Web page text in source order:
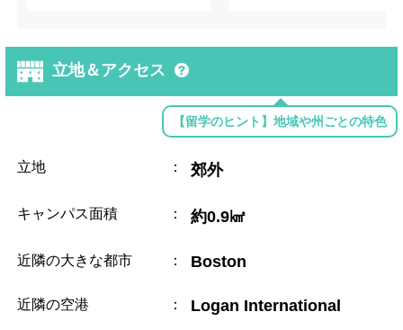
立地＆アクセス
【留学のヒント】地域や州ごとの特色
立地 ： 郊外
キャンパス面積 ： 約0.9㎢
近隣の大きな都市 ： Boston
近隣の空港 ： Logan International